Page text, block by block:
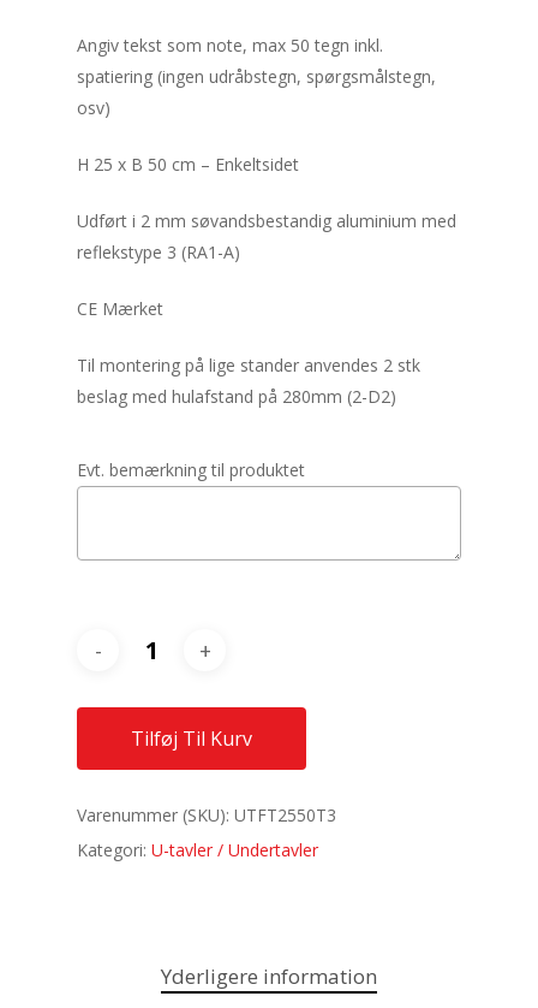
Angiv tekst som note, max 50 tegn inkl.
spatiering (ingen udråbstegn, spørgsmålstegn,
osv)
H 25 x B 50 cm – Enkeltsidet
Udført i 2 mm søvandsbestandig aluminium med
reflekstype 3 (RA1-A)
CE Mærket
Til montering på lige stander anvendes 2 stk
beslag med hulafstand på 280mm (2-D2)
Evt. bemærkning til produktet
Tilføj Til Kurv
Varenummer (SKU): UTFT2550T3
Kategori: U-tavler / Undertavler
Yderligere information